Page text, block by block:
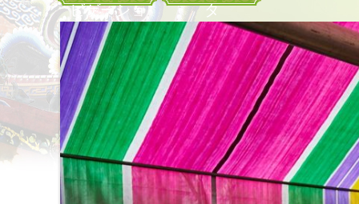
リ
ア
へ
直
接
移
動
す
る
ビゲーショ
タ